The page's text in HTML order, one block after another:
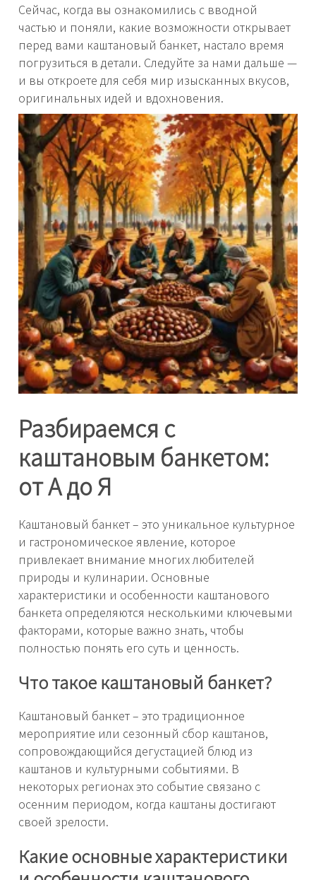
Сейчас, когда вы ознакомились с вводной
частью и поняли, какие возможности открывает
перед вами каштановый банкет, настало время
погрузиться в детали. Следуйте за нами дальше —
и вы откроете для себя мир изысканных вкусов,
оригинальных идей и вдохновения.
Разбираемся с
каштановым банкетом:
от А до Я
Каштановый банкет – это уникальное культурное
и гастрономическое явление, которое
привлекает внимание многих любителей
природы и кулинарии. Основные
характеристики и особенности каштанового
банкета определяются несколькими ключевыми
факторами, которые важно знать, чтобы
полностью понять его суть и ценность.
Что такое каштановый банкет?
Каштановый банкет – это традиционное
мероприятие или сезонный сбор каштанов,
сопровождающийся дегустацией блюд из
каштанов и культурными событиями. В
некоторых регионах это событие связано с
осенним периодом, когда каштаны достигают
своей зрелости.
Какие основные характеристики